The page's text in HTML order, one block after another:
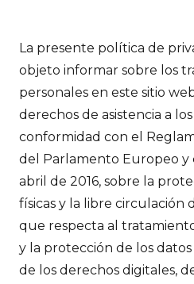
La presente política de
objeto informar sobre los
personales en este sitio
derechos de asistencia a
conformidad con el
del Parlamento Europeo y
abril de 2016, sobre la
físicas y la libre circulación
que respecta al
y la protección de los
de los derechos digitales,